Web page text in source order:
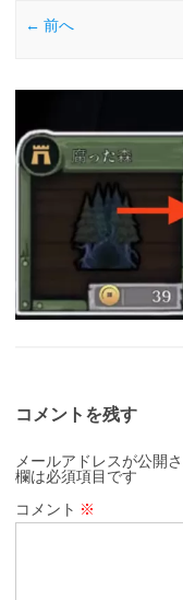
← 前へ
コメントを残す
メールアドレスが公開
欄は必須項目です
コメント ※